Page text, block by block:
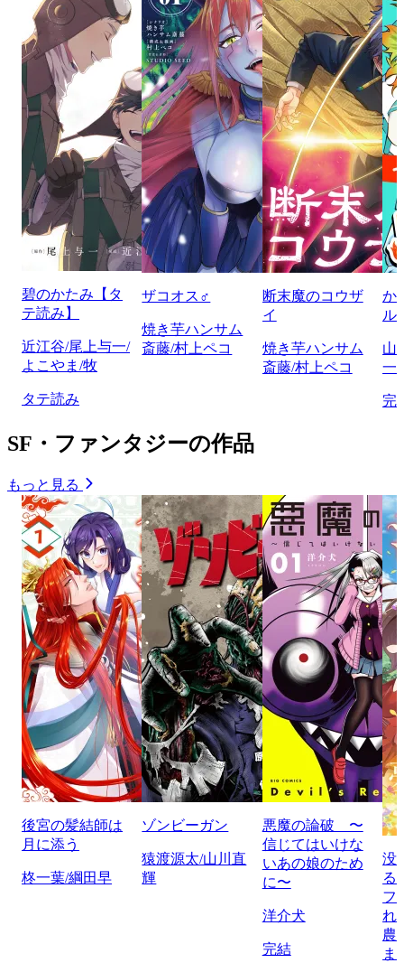
碧のかたみ【タ
テ読み】
近江谷/尾上与一/
よこやま/牧
タテ読み
ザコオス♂
焼き芋ハンサム
斎藤/村上ペコ
断末魔のコウザ
イ
焼き芋ハンサム
斎藤/村上ペコ
か
ル
山
一/
完
SF・ファンタジーの作品
もっと見る
後宮の髪結師は
月に添う
柊一葉/綱田早
ゾンビーガン
猿渡源太/山川直
輝
悪魔の論破 〜
信じてはいけな
いあの娘のため
に〜
洋介犬
完結
没
る
フ
れ
農
ま